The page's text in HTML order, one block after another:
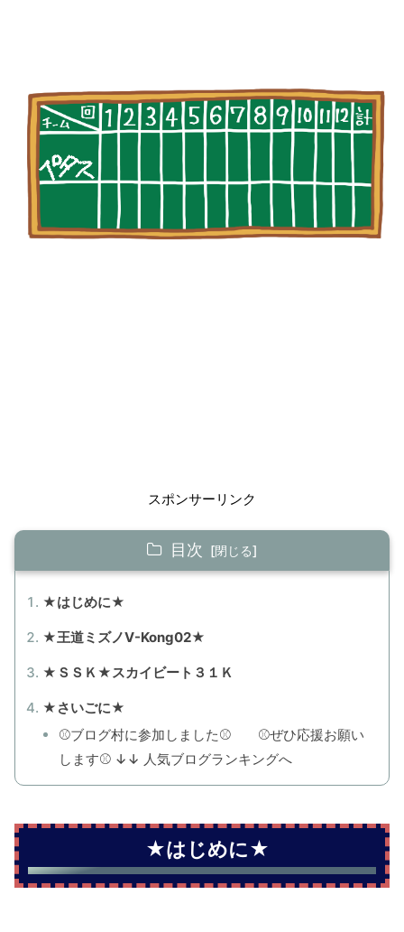
スポンサーリンク
目次
★はじめに★
★王道ミズノV-Kong02★
★ＳＳＫ★スカイビート３１Ｋ
★さいごに★
⚾ブログ村に参加しました⚾ ⚾ぜひ応援お願い
します⚾ ↓↓ 人気ブログランキングへ
★はじめに★